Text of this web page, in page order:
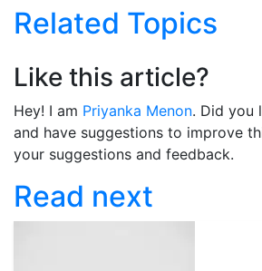
Related Topics
Like this article?
Hey! I am Priyanka Menon. Did you
and have suggestions to improve
your suggestions and feedback.
Read next